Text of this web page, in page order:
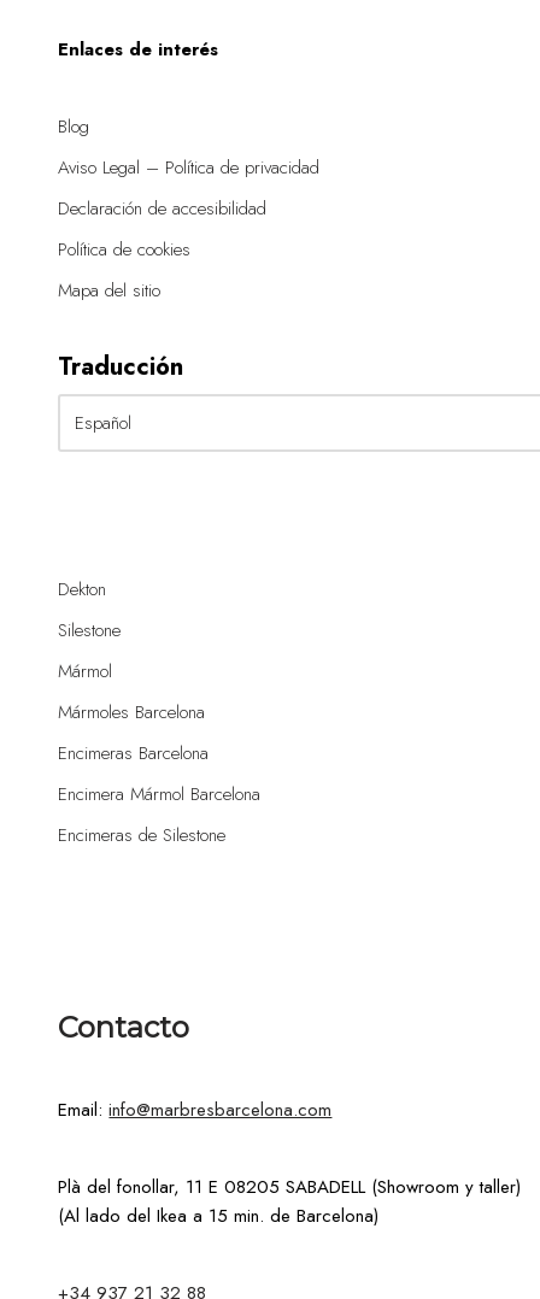
Enlaces de interés
Blog
Aviso Legal – Política de privacidad
Declaración de accesibilidad
Política de cookies
Mapa del sitio
Traducción
Dekton
Silestone
Mármol
Mármoles Barcelona
Encimeras Barcelona
Encimera Mármol Barcelona
Encimeras de Silestone
Contacto
Email:info@marbresbarcelona.com
Plà del fonollar, 11 E 08205 SABADELL (Showroom y taller)
(Al lado del Ikea a 15 min. de Barcelona)
+34 937 21 32 88